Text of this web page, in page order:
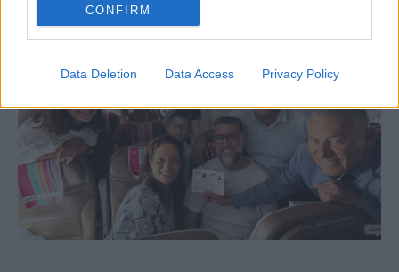
CONFIRM
Data Deletion Data Access Privacy Policy